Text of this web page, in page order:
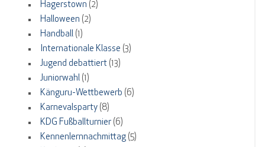
Hagerstown (2)
Halloween (2)
Handball(1)
Internationale Klasse (3)
Jugend debattiert(13)
Juniorwahl(1)
Känguru-Wettbewerb (6)
Karnevalsparty(8)
KDG Fußballturnier(6)
Kennenlernnachmittag(5)